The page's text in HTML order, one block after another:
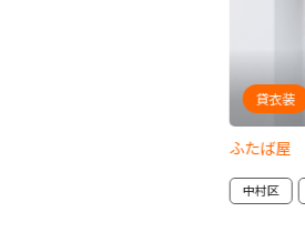
ふたば屋
貸衣装
中村区